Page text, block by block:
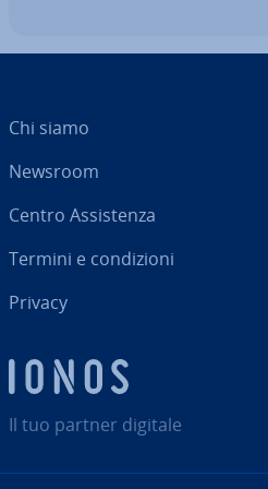
Il tuo partner digitale
Chi siamo
Newsroom
Centro As­si­sten­za
Termini e con­di­zio­ni
Privacy